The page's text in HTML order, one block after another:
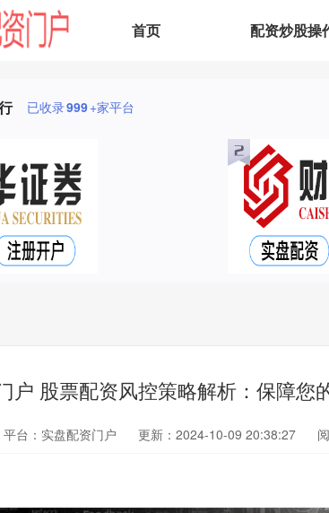
首页 配资炒股操
已收录999+家平台
户 股票配资风控策略解析：保障您
平台：实盘配资门户 更新：2024-10-09 20:38:27